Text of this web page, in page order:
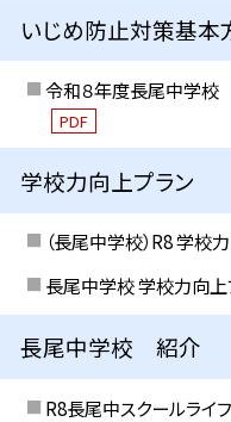
いじめ防止対策基本
令和８年度長尾中学
PDF
学校力向上プラン
（長尾中学校）R8 学校
長尾中学校 学校力向上
長尾中学校 紹介
R8長尾中スクールライフ